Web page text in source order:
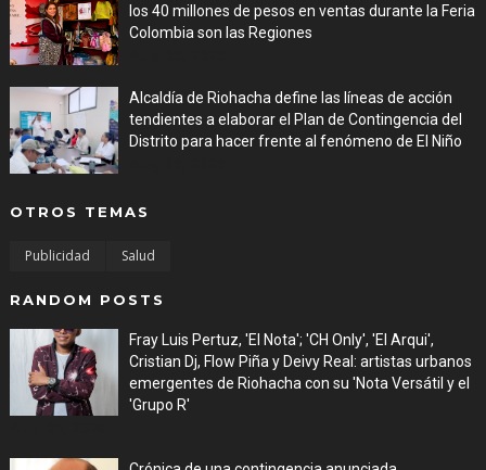
los 40 millones de pesos en ventas durante la Feria
Colombia son las Regiones
Alcaldía de Riohacha define las líneas de acción
tendientes a elaborar el Plan de Contingencia del
Distrito para hacer frente al fenómeno de El Niño
OTROS TEMAS
Publicidad Salud
RANDOM POSTS
Fray Luis Pertuz, 'El Nota'; 'CH Only', 'El Arqui',
Cristian Dj, Flow Piña y Deivy Real: artistas urbanos
emergentes de Riohacha con su 'Nota Versátil y el
'Grupo R'